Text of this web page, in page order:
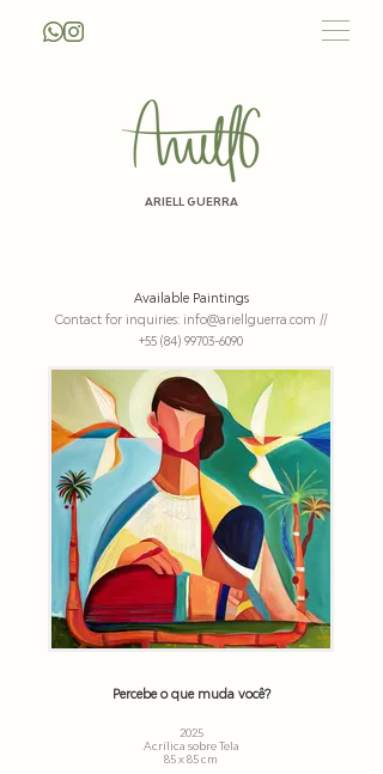
ARIELL GUERRA
Available Paintings
Contact for inquiries: info@ariellguerra.com //
+55 (84) 99703-6090
Percebe o que muda você?
2025
Acrílica sobre Tela
85 x 85 cm